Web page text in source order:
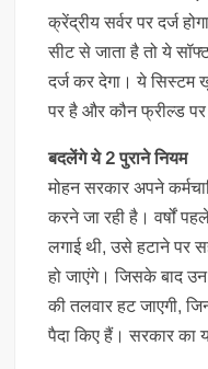
क्रेंद्रीय सर्वर पर दर्ज
सीट से जाता है तो ये
दर्ज कर देगा। ये सिस्टम
पर है और कौन फ्रील्ड पर
बदलेंगे ये 2 पुराने नियम
मोहन सरकार अपने
करने जा रही है। वर्षों
लगाई थी, उसे हटाने पर
हो जाएंगे। जिसके बाद उन
की तलवार हट जाएगी,
पैदा किए हैं। सरकार का